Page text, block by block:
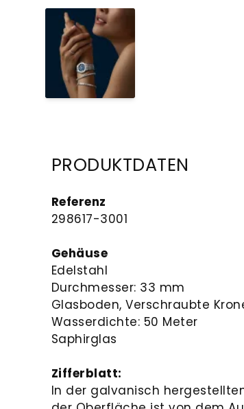
PRODUKTDATEN
Referenz
298617-3001
Gehäuse
Edelstahl
Durchmesser: 33 mm
Glasboden, Verschraubte
Wasserdichte: 50 Meter
Saphirglas
Zifferblatt:
In der galvanisch